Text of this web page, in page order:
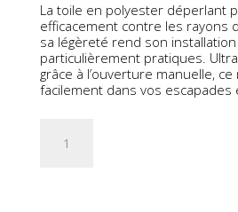
La toile en polyester déperlant
efficacement contre les rayons
sa légèreté rend son
particulièrement pratiques.
grâce à l’ouverture manuelle,
facilement dans vos escapades